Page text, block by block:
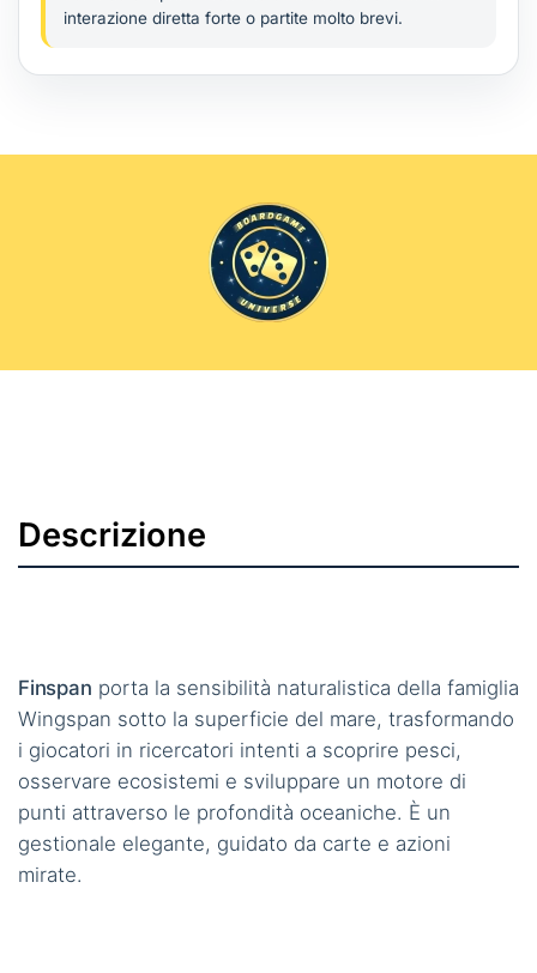
interazione diretta forte o partite molto brevi.
Descrizione
Finspan porta la sensibilità naturalistica della famiglia
Wingspan sotto la superficie del mare, trasformando
i giocatori in ricercatori intenti a scoprire pesci,
osservare ecosistemi e sviluppare un motore di
punti attraverso le profondità oceaniche. È un
gestionale elegante, guidato da carte e azioni
mirate.